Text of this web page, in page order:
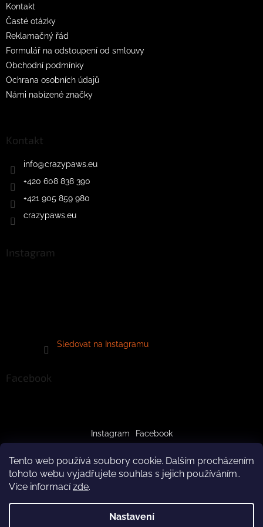
Tento web používá soubory cookie. Dalším procházením
tohoto webu vyjadřujete souhlas s jejich používáním..
Více informacízde.
Nastavení
Kontakt
Časté otázky
Reklamačný řád
Formulář na odstoupení od smlouvy
Obchodní podmínky
Ochrana osobních údajů
Námi nabízené značky
Kontakt
info@crazypaws.eu
+420 608 838 390
+421 905 859 980
crazypaws.eu
Instagram
Sledovat na Instagramu
Facebook
Instagram Facebook